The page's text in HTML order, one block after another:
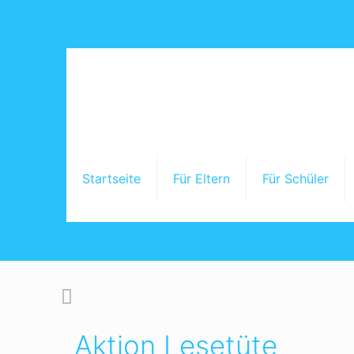
Startseite Für Eltern Für Schüler
Aktion Lesetüte